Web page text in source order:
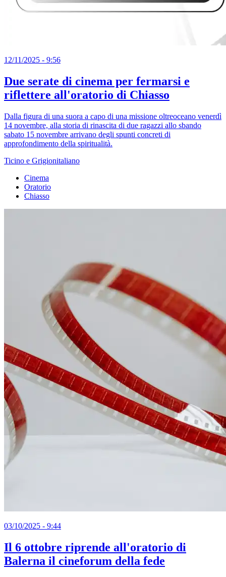
12/11/2025 - 9:56
Due serate di cinema per fermarsi e
riflettere all'oratorio di Chiasso
Dalla figura di una suora a capo di una missione oltreoceano venerdì
14 novembre, alla storia di rinascita di due ragazzi allo sbando
sabato 15 novembre arrivano degli spunti concreti di
approfondimento della spiritualità.
Ticino e Grigionitaliano
Cinema
Oratorio
Chiasso
03/10/2025 - 9:44
Il 6 ottobre riprende all'oratorio di
Balerna il cineforum della fede